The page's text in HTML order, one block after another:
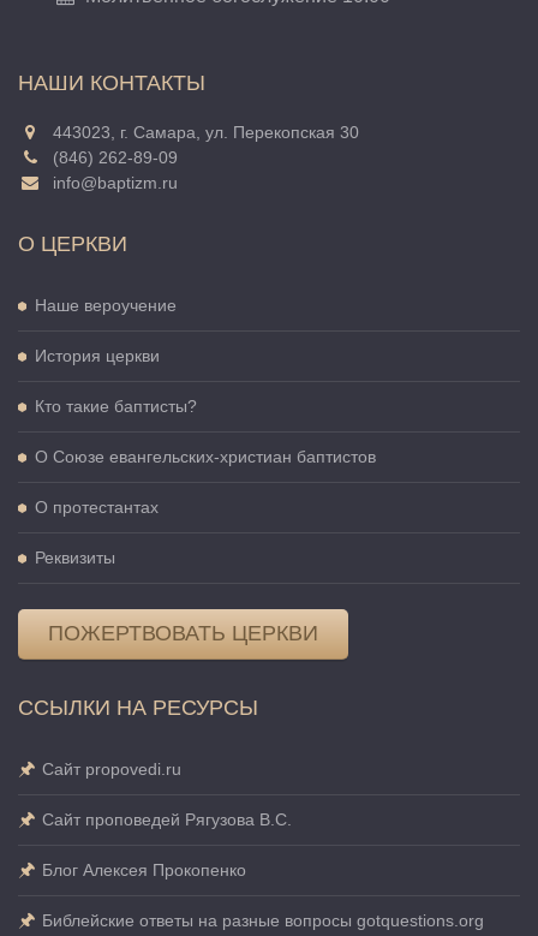
НАШИ КОНТАКТЫ
443023, г. Самара, ул. Перекопская 30
(846) 262-89-09
info@baptizm.ru
О ЦЕРКВИ
Наше вероучение
История церкви
Кто такие баптисты?
О Cоюзе евангельских-христиан баптистов
О протестантах
Реквизиты
ПОЖЕРТВОВАТЬ ЦЕРКВИ
ССЫЛКИ НА РЕСУРСЫ
Сайт propovedi.ru
Сайт проповедей Рягузова В.С.
Блог Алексея Прокопенко
Библейские ответы на разные вопросы gotquestions.org